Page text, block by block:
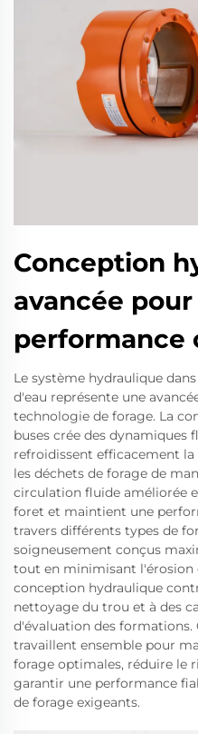
Conception
avancée
performance
Le système hydraulique
d'eau représente une
technologie de forage. La
buses crée des dynamiques
refroidissent efficacement
les déchets de forage de
circulation fluide améliorée
foret et maintient une
travers différents types de
soigneusement conçus
tout en minimisant l'érosion
conception hydraulique
nettoyage du trou et à des
d'évaluation des formations.
travaillent ensemble pour
forage optimales, réduire le
garantir une performance
de forage exigeants.